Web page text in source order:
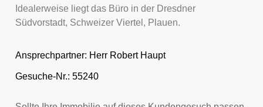
Idealerweise liegt das Büro in der Dresdner
Südvorstadt, Schweizer Viertel, Plauen.
Ansprechpartner: Herr Robert Haupt
Gesuche-Nr.: 55240